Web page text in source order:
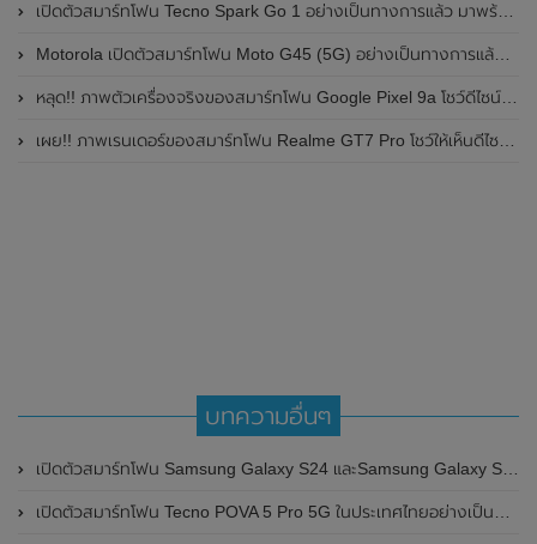
เปิดตัวสมาร์ทโฟน Tecno Spark Go 1 อย่างเป็นทางการแล้ว มาพร้อมหน้าจอแสดงผล LCD / 120Hz , แบตเตอรี่ 5,000mAh และใช้ชิปเซ็ต Unisoc
Motorola เปิดตัวสมาร์ทโฟน Moto G45 (5G) อย่างเป็นทางการแล้วในอินเดีย
หลุด!! ภาพตัวเครื่องจริงของสมาร์ทโฟน Google Pixel 9a โชว์ดีไซน์ใหม่ กล้องหลังแบนราบ ไม่มีกรอบของกล้องแล้ว
เผย!! ภาพเรนเดอร์ของสมาร์ทโฟน Realme GT7 Pro โชว์ให้เห็นดีไซน์ใหม่ พร้อมเผยรายละเอียดสเปกที่สำคัญบางส่วน
บทความอื่นๆ
เปิดตัวสมาร์ทโฟน Samsung Galaxy S24 และSamsung Galaxy S24+ อย่างเป็นทางการแล้วในประเทศไทย ในราคาเริ่มต้นที่ 33,900 บาท
เปิดตัวสมาร์ทโฟน Tecno POVA 5 Pro 5G ในประเทศไทยอย่างเป็นทางการแล้ว ดีไซน์ฝาหลังมีไฟ LED มาพร้อมชิปเซ็ต MediaTek Dimensity 6080 และแบตเตอรี่สุดอึดขนาดใหญ่ 5,000mAh